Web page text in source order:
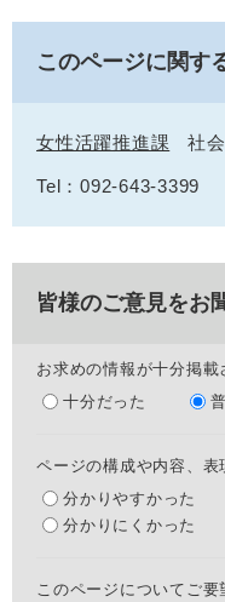
このページに関す
女性活躍推進課 社
Tel：092-643-3399
皆様のご意見をお
お求めの情報が十分掲載
十分だった
ページの構成や内容、表
分かりやすかった
分かりにくかった
このページについてご